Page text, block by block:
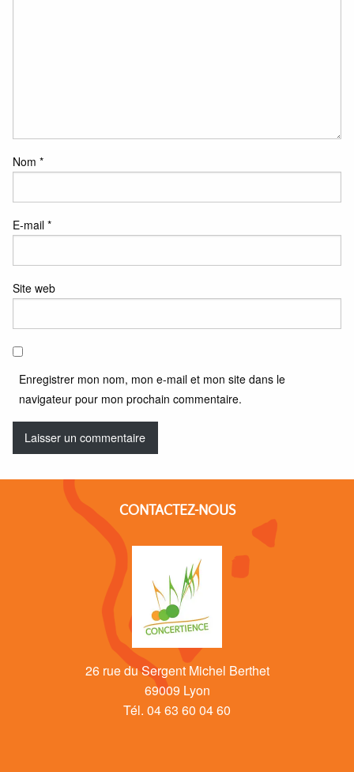
Nom *
E-mail *
Site web
Enregistrer mon nom, mon e-mail et mon site dans le
navigateur pour mon prochain commentaire.
CONTACTEZ-NOUS
26 rue du Sergent Michel Berthet
69009 Lyon
Tél. 04 63 60 04 60